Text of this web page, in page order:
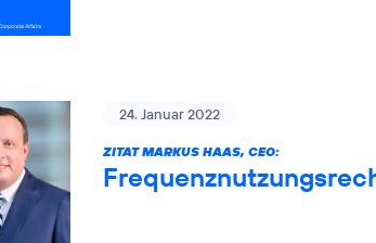
24. Januar 2022
ZITAT MARKUS HAAS, CEO: